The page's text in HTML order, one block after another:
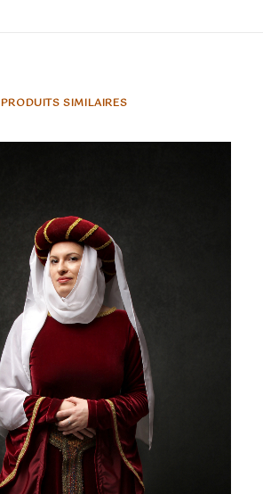
PRODUITS SIMILAIRES